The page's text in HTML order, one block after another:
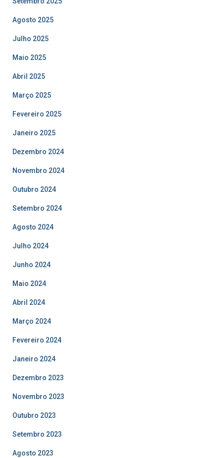
Agosto 2025
Julho 2025
Maio 2025
Abril 2025
Março 2025
Fevereiro 2025
Janeiro 2025
Dezembro 2024
Novembro 2024
Outubro 2024
Setembro 2024
Agosto 2024
Julho 2024
Junho 2024
Maio 2024
Abril 2024
Março 2024
Fevereiro 2024
Janeiro 2024
Dezembro 2023
Novembro 2023
Outubro 2023
Setembro 2023
Agosto 2023